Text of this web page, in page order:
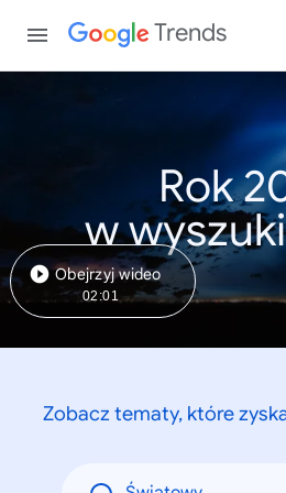
Trends
Rok
w
Obejrzyj wideo
02:01
Zobacz tematy, które